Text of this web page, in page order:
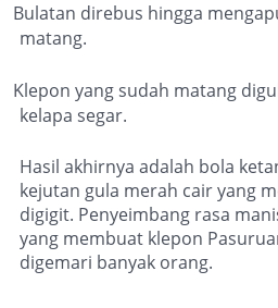
Bulatan direbus hingga
matang.
Klepon yang sudah matang
kelapa segar.
Hasil akhirnya adalah bola
kejutan gula merah cair yang
digigit. Penyeimbang rasa
yang membuat klepon
digemari banyak orang.